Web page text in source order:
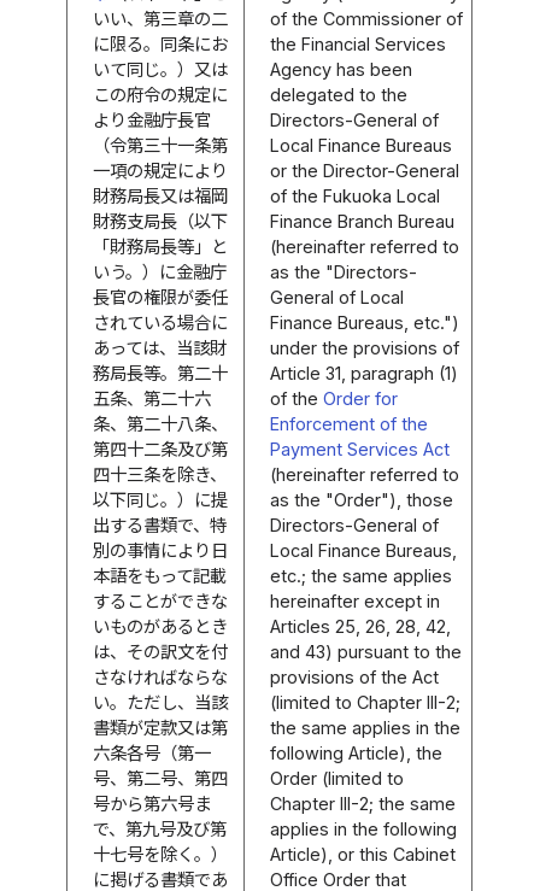
いい、第三章の二
に限る。同条にお
いて同じ。）又は
この府令の規定に
より金融庁長官
（令第三十一条第
一項の規定により
財務局長又は福岡
財務支局長（以下
「財務局長等」と
いう。）に金融庁
長官の権限が委任
されている場合に
あっては、当該財
務局長等。第二十
五条、第二十六
条、第二十八条、
第四十二条及び第
四十三条を除き、
以下同じ。）に提
出する書類で、特
別の事情により日
本語をもって記載
することができな
いものがあるとき
は、その訳文を付
さなければならな
い。ただし、当該
書類が定款又は第
六条各号（第一
号、第二号、第四
号から第六号ま
で、第九号及び第
十七号を除く。）
に掲げる書類であ
of the Commissioner of
the Financial Services
Agency has been
delegated to the
Directors-General of
Local Finance Bureaus
or the Director-General
of the Fukuoka Local
Finance Branch Bureau
(hereinafter referred to
as the "Directors-
General of Local
Finance Bureaus, etc.")
under the provisions of
Article 31, paragraph (1)
of theOrder for
Enforcement of the
Payment Services Act
(hereinafter referred to
as the "Order"), those
Directors-General of
Local Finance Bureaus,
etc.; the same applies
hereinafter except in
Articles 25, 26, 28, 42,
and 43) pursuant to the
provisions of the Act
(limited to Chapter III-2;
the same applies in the
following Article), the
Order (limited to
Chapter III-2; the same
applies in the following
Article), or this Cabinet
Office Order that